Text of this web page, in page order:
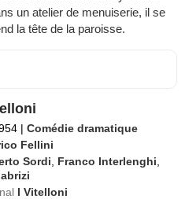
un atelier de menuiserie, il se
la tête de la paroisse.
| Comédie dramatique
Fellini
Sordi Franco Interlenghi
I Vitelloni